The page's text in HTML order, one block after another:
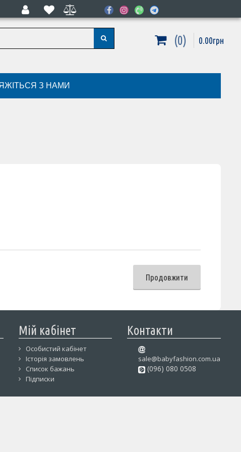
0 0.00грн
З НАМИ
Продовжити
Мій кабінет
Особистий кабінет
Історія замовлень
Список бажань
Підписки
Контакти
sale@babyfashion.com.ua
(096) 080 0508